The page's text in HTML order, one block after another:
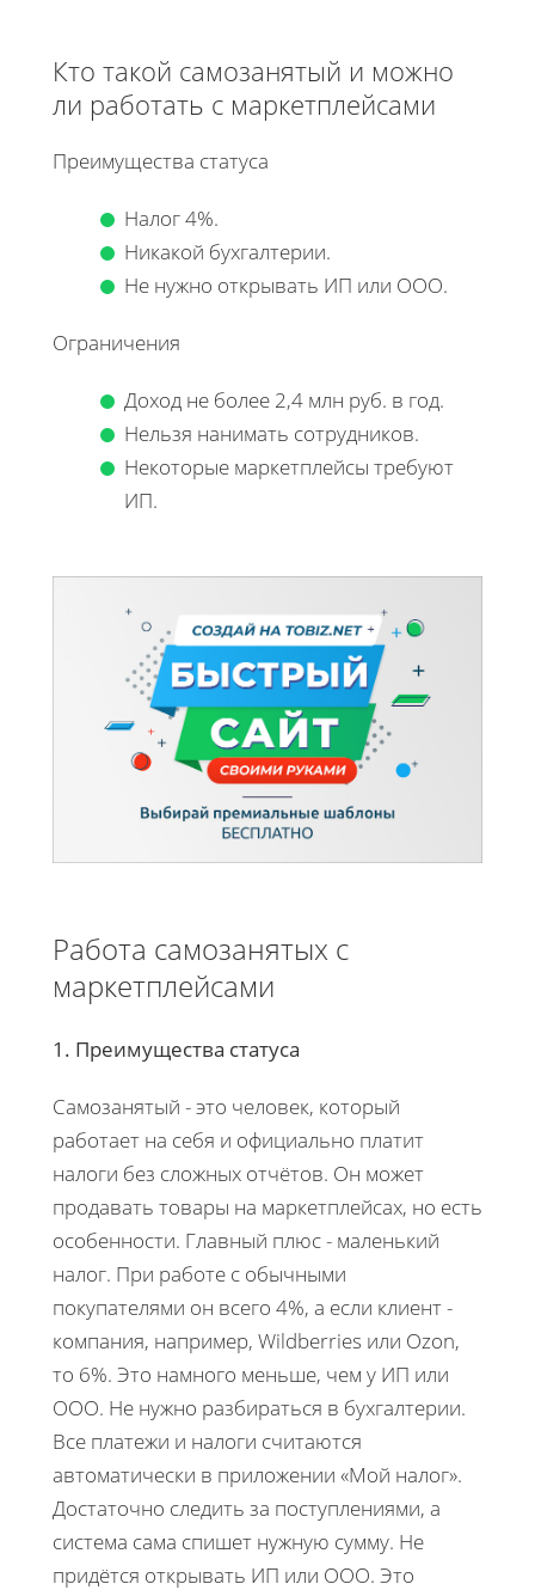
Кто такой самозанятый и можно
ли работать с маркетплейсами
Преимущества статуса
Налог 4%.
Никакой бухгалтерии.
Не нужно открывать ИП или ООО.
Ограничения
Доход не более 2,4 млн руб. в год.
Нельзя нанимать сотрудников.
Некоторые маркетплейсы требуют
ИП.
Работа самозанятых с
маркетплейсами
1. Преимущества статуса
Самозанятый - это человек, который
работает на себя и официально платит
налоги без сложных отчётов. Он может
продавать товары на маркетплейсах, но есть
особенности. Главный плюс - маленький
налог. При работе с обычными
покупателями он всего 4%, а если клиент -
компания, например, Wildberries или Ozon,
то 6%. Это намного меньше, чем у ИП или
ООО. Не нужно разбираться в бухгалтерии.
Все платежи и налоги считаются
автоматически в приложении «Мой налог».
Достаточно следить за поступлениями, а
система сама спишет нужную сумму. Не
придётся открывать ИП или ООО. Это